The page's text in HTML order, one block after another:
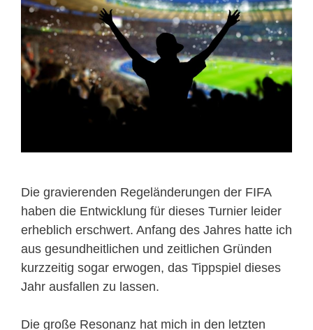
Die gravierenden Regeländerungen der FIFA
haben die Entwicklung für dieses Turnier leider
erheblich erschwert. Anfang des Jahres hatte ich
aus gesundheitlichen und zeitlichen Gründen
kurzzeitig sogar erwogen, das Tippspiel dieses
Jahr ausfallen zu lassen.
Die große Resonanz hat mich in den letzten